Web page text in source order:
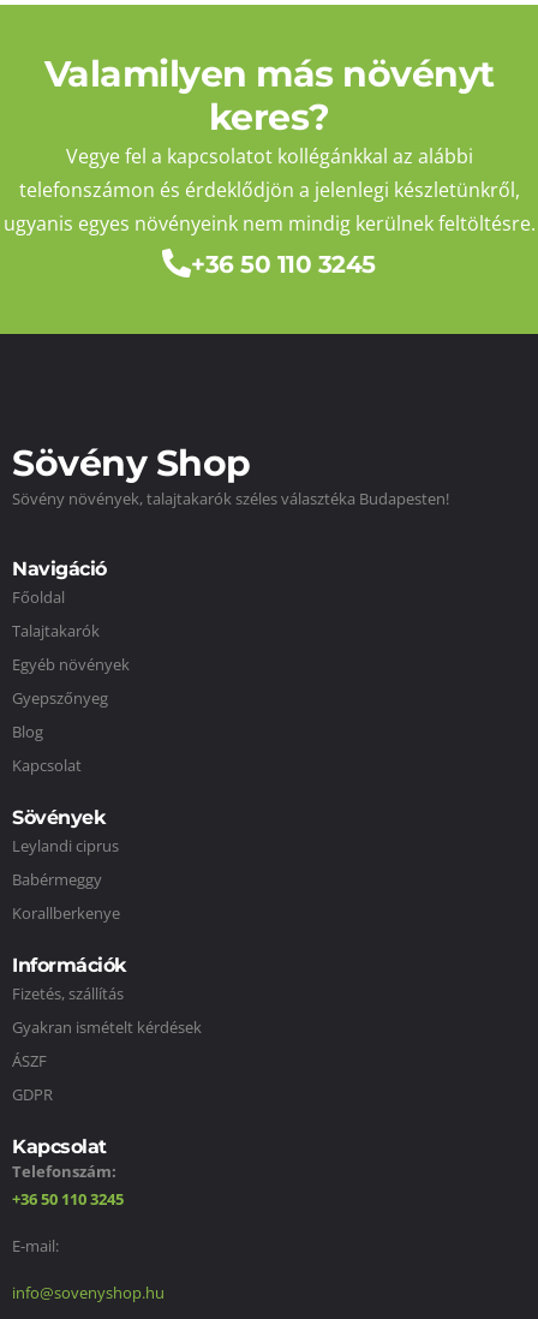
Valamilyen más növényt
keres?
Vegye fel a kapcsolatot kollégánkkal az alábbi
telefonszámon és érdeklődjön a jelenlegi készletünkről,
ugyanis egyes növényeink nem mindig kerülnek feltöltésre.
+36 50 110 3245
Sövény Shop
Sövény növények, talajtakarók széles választéka Budapesten!
Navigáció
Főoldal
Talajtakarók
Egyéb növények
Gyepszőnyeg
Blog
Kapcsolat
Sövények
Leylandi ciprus
Babérmeggy
Korallberkenye
Információk
Fizetés, szállítás
Gyakran ismételt kérdések
ÁSZF
GDPR
Kapcsolat
Telefonszám:
+36 50 110 3245
E-mail:
info@sovenyshop.hu